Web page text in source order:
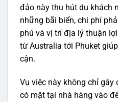
đảo này thu hút du khách
những bãi biển, chi phí
phú và vị trí địa lý thuận
từ Australia tới Phuket
cận.
Vụ việc này không chỉ
có mặt tại nhà hàng vào